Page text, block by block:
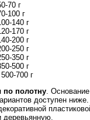
70 г
100 г
140 г
170 г
200 г
250 г
350 г
500 г
700 г
по полотну.
доступен
деревьянную.